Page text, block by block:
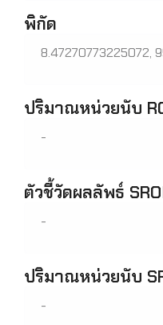
พิกัด
8.47270773225072,
ปริมาณหน่วยนับ
-
ตัวชี้วัดผลลัพธ์
-
ปริมาณหน่วยนับ
-